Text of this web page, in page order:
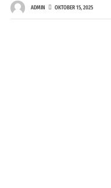
ADMIN OKTOBER 15, 2025